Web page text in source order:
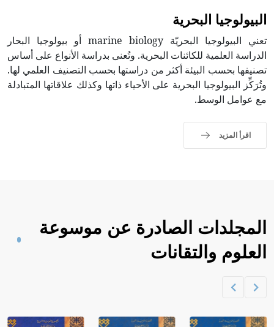
البيولوجيا البحرية
تعني البيولوجيا البحريّة marine biology أو بيولوجيا البحار
الدراسة العلمية للكائنات البحرية. وتُعنى بدراسة الأنواع على أساس
تصنيفها بحسب البيئة أكثر من دراستها بحسب التصنيف العلمي لها.
وتُرَكِّز البيولوجيا البحرية على الأحياء ذاتها وكذلك علاقاتها المتبادلة
مع عوامل الوسط.
اقرأ المزيد
المجلدات الصادرة عن موسوعة
العلوم والتقانات